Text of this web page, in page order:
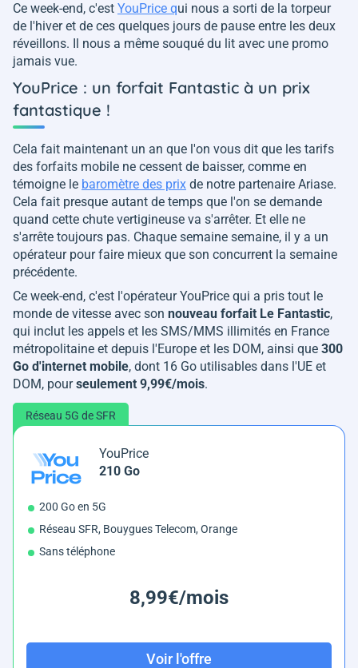
Ce week-end, c'est YouPrice qui nous a sorti de la torpeur
de l'hiver et de ces quelques jours de pause entre les deux
réveillons. Il nous a même souqué du lit avec une promo
jamais vue.
YouPrice : un forfait Fantastic à un prix
fantastique !
Cela fait maintenant un an que l'on vous dit que les tarifs
des forfaits mobile ne cessent de baisser, comme en
témoigne le baromètre des prix de notre partenaire Ariase.
Cela fait presque autant de temps que l'on se demande
quand cette chute vertigineuse va s'arrêter. Et elle ne
s'arrête toujours pas. Chaque semaine semaine, il y a un
opérateur pour faire mieux que son concurrent la semaine
précédente.
Ce week-end, c'est l'opérateur YouPrice qui a pris tout le
monde de vitesse avec son nouveau forfait Le Fantastic,
qui inclut les appels et les SMS/MMS illimités en France
métropolitaine et depuis l'Europe et les DOM, ainsi que 300
Go d'internet mobile, dont 16 Go utilisables dans l'UE et
DOM, pourseulement 9,99€/mois.
Réseau 5G de SFR
YouPrice
210 Go
200 Go en 5G
Réseau SFR, Bouygues Telecom, Orange
Sans téléphone
8,99€/mois
Voir l'offre